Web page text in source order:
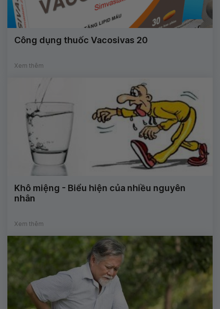
Công dụng thuốc Vacosivas 20
Xem thêm
Khô miệng - Biểu hiện của nhiều nguyên
nhân
Xem thêm